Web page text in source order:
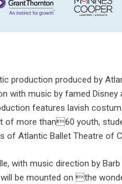
production produced by
with music by famed Disney
features lavish
of more than60 youth,
of Atlantic Ballet Theatre of
with music direction by
be mounted on the